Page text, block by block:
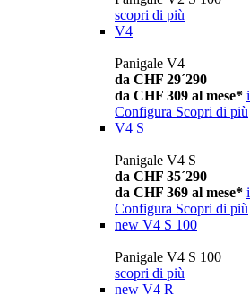
scopri di più
V4
Panigale V4
da CHF 29´290
da CHF 309 al mese* i
Configura Scopri di più
V4 S
Panigale V4 S
da CHF 35´290
da CHF 369 al mese* i
Configura Scopri di più
new V4 S 100
Panigale V4 S 100
scopri di più
new V4 R